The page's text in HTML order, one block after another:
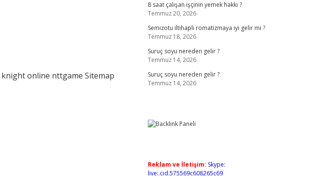
knight online nttgame Sitemap
8 saat çalışan işçinin yemek hakkı ?
Temmuz 20, 2026
Semizotu iltihaplı romatizmaya iyi gelir mi ?
Temmuz 18, 2026
Suruç soyu nereden gelir ?
Temmuz 14, 2026
Suruç soyu nereden gelir ?
Temmuz 14, 2026
Reklam ve İletişim: Skype:
live:.cid.575569c608265c69